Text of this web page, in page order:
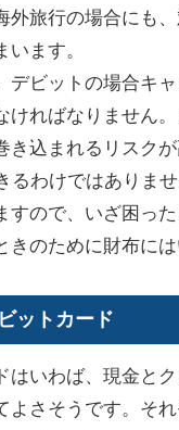
外旅行の場合にも
ます。
ビットの場合キ
ければなりません
き込まれるリスク
るわけではありま
すので、いざ困っ
きのために財布に
ットカード
いわば、現金と
よさそうです。そ